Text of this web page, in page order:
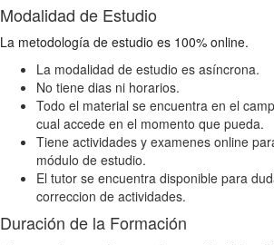
Modalidad de Estudio
La metodología de estudio es 100% online.
La modalidad de estudio es asíncrona.
No tiene dias ni horarios.
Todo el material se encuentra en el
cual accede en el momento que pueda.
Tiene actividades y examenes online
módulo de estudio.
El tutor se encuentra disponible para
correccion de actividades.
Duración de la Formación